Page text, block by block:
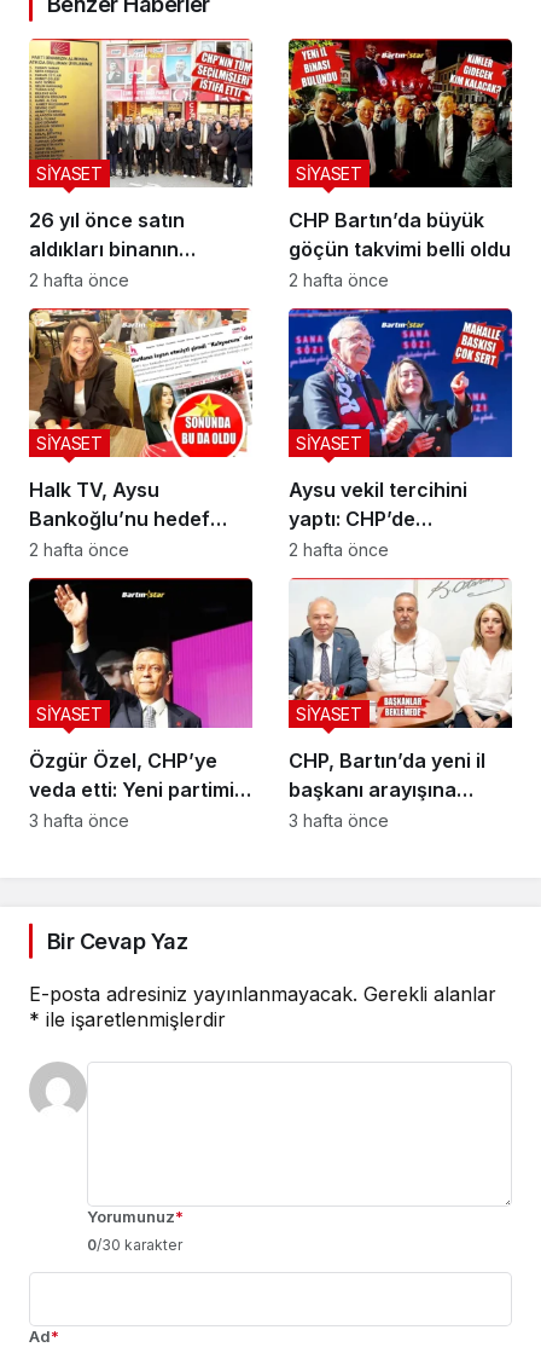
26 yıl önce satın
aldıkları binanın
önünde buruk veda
SİYASET
2 hafta önce
CHP Bartın’da büyük
göçün takvimi belli oldu
SİYASET
2 hafta önce
Halk TV, Aysu
Bankoğlu’nu hedef
aldı!
SİYASET
2 hafta önce
Aysu vekil tercihini
yaptı: CHP’de
kalıyorum
SİYASET
2 hafta önce
Özgür Özel, CHP’ye
veda etti: Yeni partimizi
kuruyoruz
SİYASET
3 hafta önce
CHP, Bartın’da yeni il
başkanı arayışına
başladı
SİYASET
3 hafta önce
Bir Cevap Yaz
E-posta adresiniz yayınlanmayacak. Gerekli alanlar
* ile işaretlenmişlerdir
Yorumunuz*
0/30 karakter
Ad*